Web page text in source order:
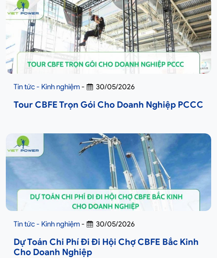
Tin tức - Kinh nghiệm - 30/05/2026
Tour CBFE Trọn Gói Cho Doanh Nghiệp PCCC
Tin tức - Kinh nghiệm - 30/05/2026
Dự Toán Chi Phí Đi Đi Hội Chợ CBFE Bắc Kinh
Cho Doanh Nghiệp